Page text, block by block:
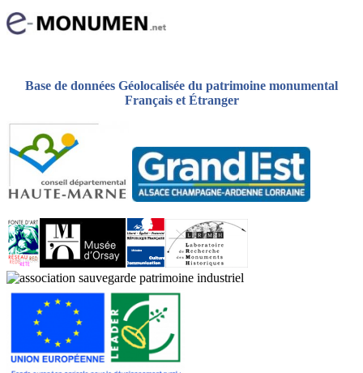
Base de données Géolocalisée du patrimoine monumental
Français et Étranger